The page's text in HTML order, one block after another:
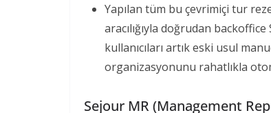
Yapılan tüm bu çevrimiçi tur
aracılığıyla doğrudan
kullanıcıları artık eski usul
organizasyonunu rahatlıkla
Sejour MR (Management